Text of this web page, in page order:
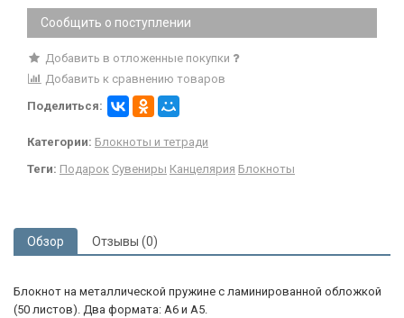
Сообщить о поступлении
Добавить в отложенные покупки
Добавить к сравнению товаров
Поделиться:
Категории: Блокноты и тетради
Теги: Подарок Сувениры Канцелярия Блокноты
Обзор Отзывы (0)
Блокнот на металлической пружине с ламинированной обложкой
(50 листов). Два формата: А6 и А5.